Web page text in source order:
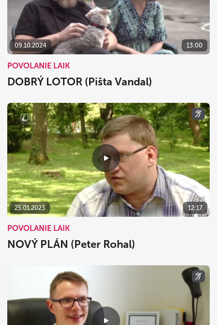
09.10.2024 13:00
POVOLANIE LAIK
DOBRÝ LOTOR (Pišta Vandal)
25.01.2023 12:17
POVOLANIE LAIK
NOVÝ PLÁN (Peter Rohal)